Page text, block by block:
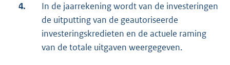
4.
In de jaarrekening wordt van de investeringen
de uitputting van de geautoriseerde
investeringskredieten en de actuele raming
van de totale uitgaven weergegeven.